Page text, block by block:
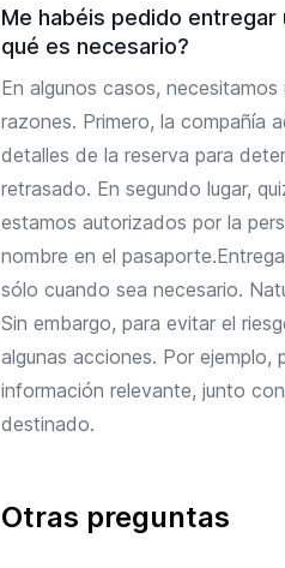
Me habéis pedido
qué es necesario?
En algunos casos,
razones. Primero, la compañía
detalles de la reserva para
retrasado. En segundo lugar,
estamos autorizados por la
nombre en el
sólo cuando sea necesario.
Sin embargo, para evitar el
algunas acciones. Por
información relevante, junto
destinado.
Otras preguntas